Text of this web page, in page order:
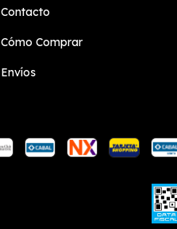
Contacto
Cómo Comprar
Envíos